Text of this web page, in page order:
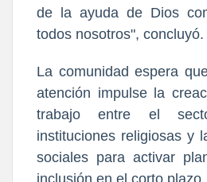
de la ayuda de Dios
todos nosotros", concluyó.
​La comunidad espera
atención impulse la
trabajo entre el
instituciones religiosas y
sociales para activar
inclusión en el corto plazo.